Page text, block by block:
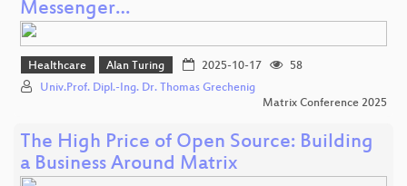
Messenger…
Healthcare Alan Turing 2025-10-17
58
Univ.Prof. Dipl.-Ing. Dr. Thomas Grechenig
Matrix Conference 2025
The High Price of Open Source: Building
a Business Around Matrix